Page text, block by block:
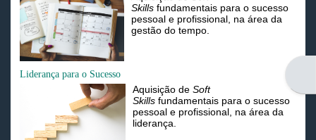
Skills fundamentais para o sucesso
pessoal e profissional, na área da
gestão do tempo.
Liderança para o Sucesso
Aquisição de Soft
Skills fundamentais para o sucesso
pessoal e profissional, na área da
liderança.